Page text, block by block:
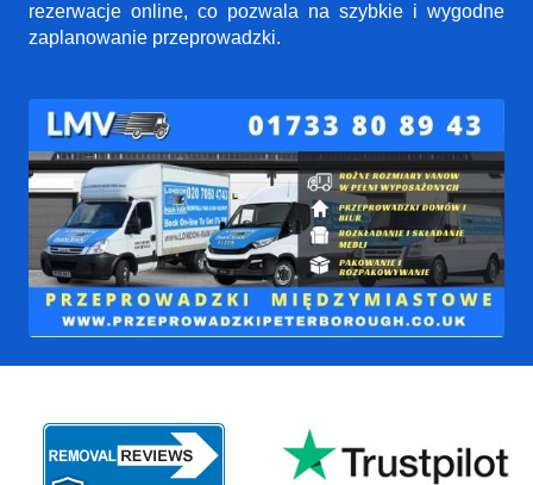
rezerwacje online, co pozwala na szybkie i wygodne
zaplanowanie przeprowadzki.